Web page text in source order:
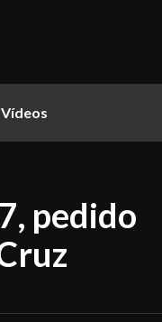
Vídeos
pedido